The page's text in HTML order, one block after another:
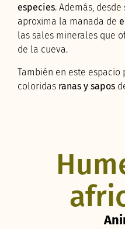
especies. Además,
aproxima la manada de
las sales minerales que
de la cueva.
También en este
coloridas ranas y sapos